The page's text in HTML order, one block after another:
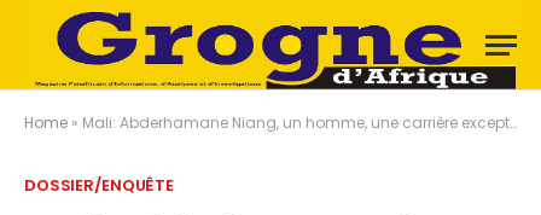
Home » Mali: Abderhamane Niang, un homme, une carrière exceptionnelle
DOSSIER/ENQUÊTE